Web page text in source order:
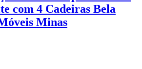
com 4 Cadeiras Bela
Minas